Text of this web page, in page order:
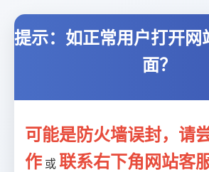
提示：如正常用户打开网
面？
可能是防火墙误封，请
作 或 联系右下角网站客